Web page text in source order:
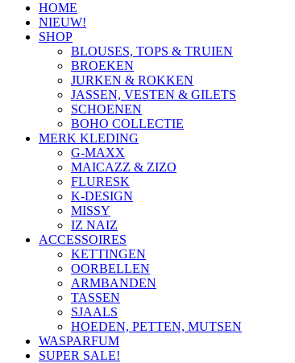
HOME
NIEUW!
SHOP
BLOUSES, TOPS & TRUIEN
BROEKEN
JURKEN & ROKKEN
JASSEN, VESTEN & GILETS
SCHOENEN
BOHO COLLECTIE
MERK KLEDING
G-MAXX
MAICAZZ & ZIZO
FLURESK
K-DESIGN
MISSY
IZ NAIZ
ACCESSOIRES
KETTINGEN
OORBELLEN
ARMBANDEN
TASSEN
SJAALS
HOEDEN, PETTEN, MUTSEN
WASPARFUM
SUPER SALE!